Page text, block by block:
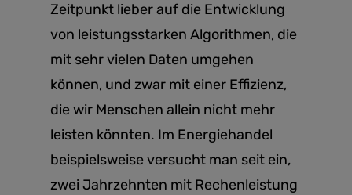
Zeitpunkt lieber auf die Entwicklung
von leistungsstarken Algorithmen, die
mit sehr vielen Daten umgehen
können, und zwar mit einer Effizienz,
die wir Menschen allein nicht mehr
leisten könnten. Im Energiehandel
beispielsweise versucht man seit ein,
zwei Jahrzehnten mit Rechenleistung